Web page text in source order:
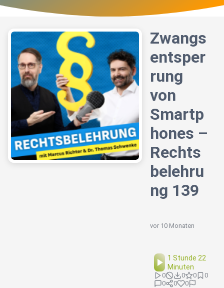
Zwangs
entsper
rung
von
Smartp
hones –
Rechts
belehru
ng 139
vor 10 Monaten
1 Stunde 22
Minuten
0 0 0
0
0
0 0